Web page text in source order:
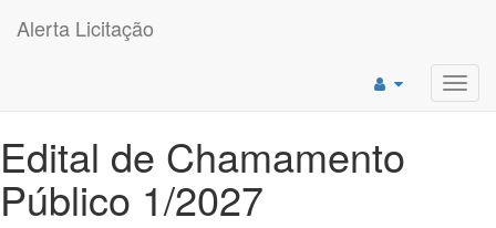
Alerta Licitação
Edital de Chamamento
Público 1/2027